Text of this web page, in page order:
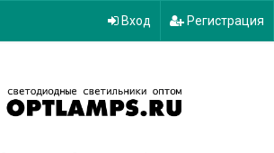
Вход Регистрация